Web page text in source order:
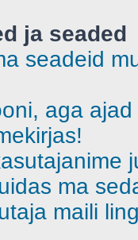
ja seaded
seadeid
aga
ma
maili